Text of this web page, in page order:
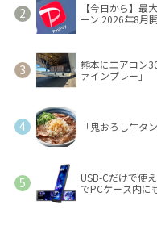
【今日から】最
ーン 2026年8月
熊本にエアコン
ァインプレー」
「鬼おろし牛タ
USB-Cだけで使
でPCケース内に